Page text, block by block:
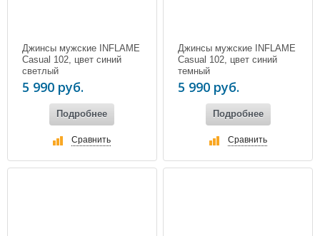
Джинсы мужские INFLAME
Casual 102, цвет синий
светлый
5 990 руб.
Подробнее
Сравнить
Джинсы мужские INFLAME
Casual 102, цвет синий
темный
5 990 руб.
Подробнее
Сравнить